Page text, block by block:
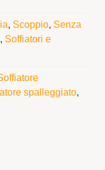
, Scoppio, Senza
, Soffiatori e
spalleggiato,